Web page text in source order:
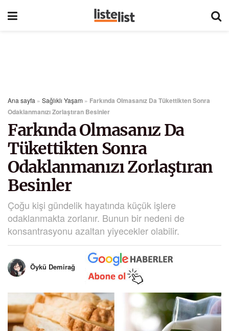
Ana sayfa » Sağlıklı Yaşam » Farkında Olmasanız Da Tükettikten Sonra
Odaklanmanızı Zorlaştıran Besinler
Farkında Olmasanız Da
Tükettikten Sonra
Odaklanmanızı Zorlaştıran
Besinler
Çoğu kişi gündelik hayatında küçük işlere
odaklanmakta zorlanır. Bunun bir nedeni de
konsantrasyonu azaltan yiyecekler olabilir.
Öykü Demirağ